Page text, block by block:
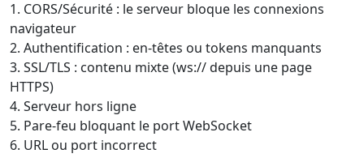
1. CORS/Sécurité : le serveur bloque les connexions
navigateur
2. Authentification : en-têtes ou tokens manquants
3. SSL/TLS : contenu mixte (ws:// depuis une page
HTTPS)
4. Serveur hors ligne
5. Pare-feu bloquant le port WebSocket
6. URL ou port incorrect